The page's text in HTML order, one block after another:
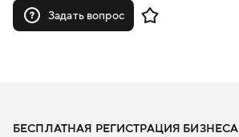
Задать вопрос
БЕСПЛАТНАЯ РЕГИСТРАЦИЯ БИЗНЕСА